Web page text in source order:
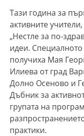
Тази година за
активните
„Нестле за по-
идеи. Специалното
получиха Мая
Илиева от град
Долно Осеново и
Дъбник за
групата на
практики.